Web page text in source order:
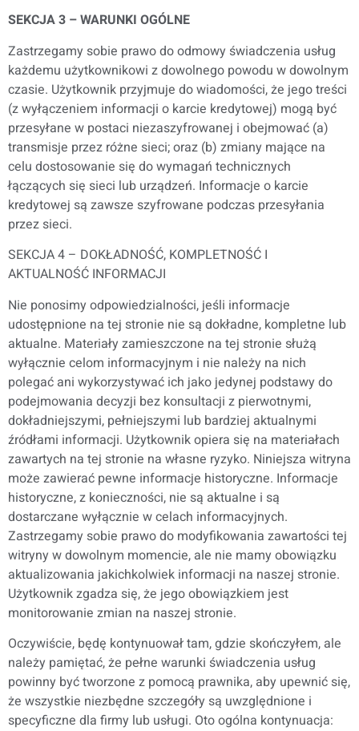
SEKCJA 3 – WARUNKI OGÓLNE
Zastrzegamy sobie prawo do odmowy świadczenia usług
każdemu użytkownikowi z dowolnego powodu w dowolnym
czasie. Użytkownik przyjmuje do wiadomości, że jego treści
(z wyłączeniem informacji o karcie kredytowej) mogą być
przesyłane w postaci niezaszyfrowanej i obejmować (a)
transmisje przez różne sieci; oraz (b) zmiany mające na
celu dostosowanie się do wymagań technicznych
łączących się sieci lub urządzeń. Informacje o karcie
kredytowej są zawsze szyfrowane podczas przesyłania
przez sieci.
SEKCJA 4 – DOKŁADNOŚĆ, KOMPLETNOŚĆ I
AKTUALNOŚĆ INFORMACJI
Nie ponosimy odpowiedzialności, jeśli informacje
udostępnione na tej stronie nie są dokładne, kompletne lub
aktualne. Materiały zamieszczone na tej stronie służą
wyłącznie celom informacyjnym i nie należy na nich
polegać ani wykorzystywać ich jako jedynej podstawy do
podejmowania decyzji bez konsultacji z pierwotnymi,
dokładniejszymi, pełniejszymi lub bardziej aktualnymi
źródłami informacji. Użytkownik opiera się na materiałach
zawartych na tej stronie na własne ryzyko. Niniejsza witryna
może zawierać pewne informacje historyczne. Informacje
historyczne, z konieczności, nie są aktualne i są
dostarczane wyłącznie w celach informacyjnych.
Zastrzegamy sobie prawo do modyfikowania zawartości tej
witryny w dowolnym momencie, ale nie mamy obowiązku
aktualizowania jakichkolwiek informacji na naszej stronie.
Użytkownik zgadza się, że jego obowiązkiem jest
monitorowanie zmian na naszej stronie.
Oczywiście, będę kontynuował tam, gdzie skończyłem, ale
należy pamiętać, że pełne warunki świadczenia usług
powinny być tworzone z pomocą prawnika, aby upewnić się,
że wszystkie niezbędne szczegóły są uwzględnione i
specyficzne dla firmy lub usługi. Oto ogólna kontynuacja: